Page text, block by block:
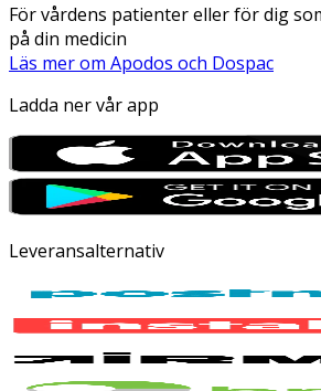
För vårdens patienter eller för dig
på din medicin
Läs mer om Apodos och Dospac
Ladda ner vår app
Leveransalternativ